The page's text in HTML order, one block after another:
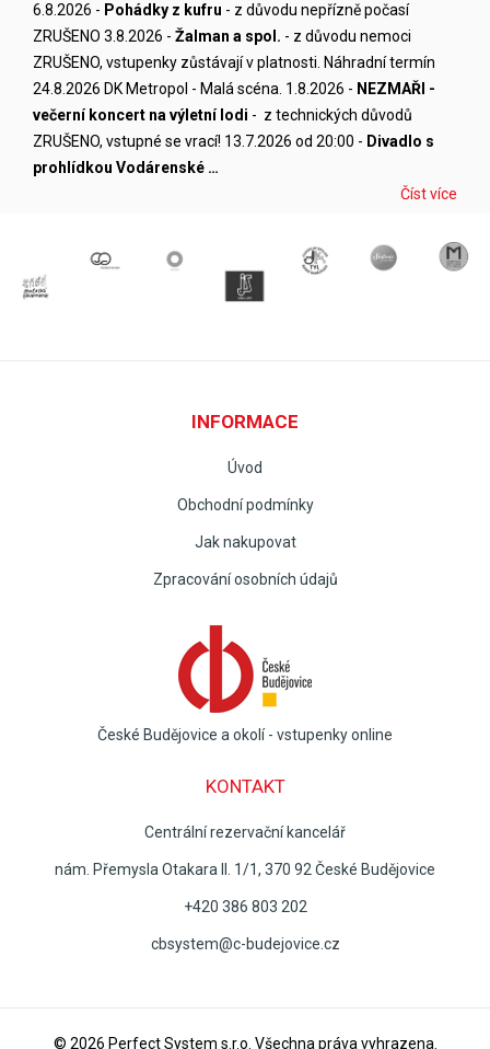
6.8.2026 - Pohádky z kufru - z důvodu nepřízně počasí
ZRUŠENO 3.8.2026 - Žalman a spol. - z důvodu nemoci
ZRUŠENO, vstupenky zůstávají v platnosti. Náhradní termín
24.8.2026 DK Metropol - Malá scéna. 1.8.2026 - NEZMAŘI -
večerní koncert na výletní lodi - z technických důvodů
ZRUŠENO, vstupné se vrací! 13.7.2026 od 20:00 - Divadlo s
prohlídkou Vodárenské …
Číst více
INFORMACE
Úvod
Obchodní podmínky
Jak nakupovat
Zpracování osobních údajů
České Budějovice a okolí - vstupenky online
KONTAKT
Centrální rezervační kancelář
nám. Přemysla Otakara II. 1/1, 370 92 České Budějovice
+420 386 803 202
cbsystem@c-budejovice.cz
© 2026 Perfect System s.r.o . Všechna práva vyhrazena.